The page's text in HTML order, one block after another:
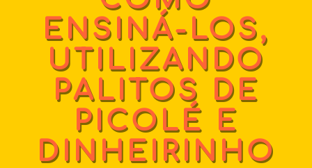
ENSINÁ-LOS,
UTILIZANDO
PALITOS DE
PICOLÉ E
DINHEIRINHO